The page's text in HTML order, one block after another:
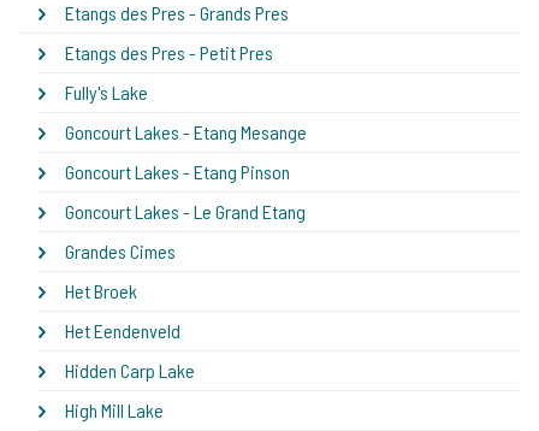
Etangs des Pres - Grands Pres
Etangs des Pres - Petit Pres
Fully's Lake
Goncourt Lakes - Etang Mesange
Goncourt Lakes - Etang Pinson
Goncourt Lakes - Le Grand Etang
Grandes Cimes
Het Broek
Het Eendenveld
Hidden Carp Lake
High Mill Lake